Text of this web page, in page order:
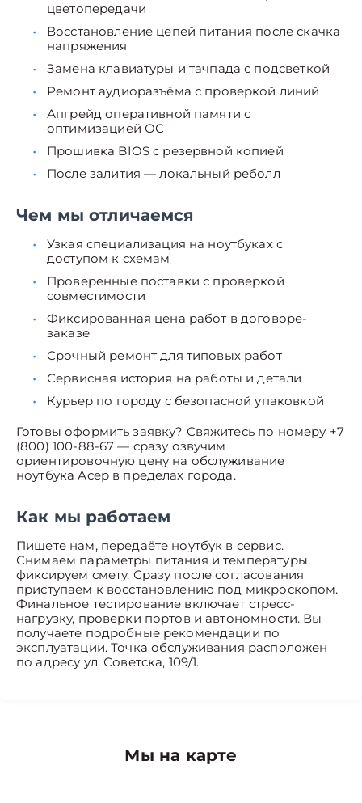
цветопередачи
Восстановление цепей питания после скачка
напряжения
Замена клавиатуры и тачпада с подсветкой
Ремонт аудиоразъёма с проверкой линий
Апгрейд оперативной памяти с
оптимизацией ОС
Прошивка BIOS с резервной копией
После залития — локальный реболл
Чем мы отличаемся
Узкая специализация на ноутбуках с
доступом к схемам
Проверенные поставки с проверкой
совместимости
Фиксированная цена работ в договоре-
заказе
Срочный ремонт для типовых работ
Сервисная история на работы и детали
Курьер по городу с безопасной упаковкой
Готовы оформить заявку? Свяжитесь по номеру +7
(800) 100-88-67 — сразу озвучим
ориентировочную цену на обслуживание
ноутбука Асер в пределах города.
Как мы работаем
Пишете нам, передаёте ноутбук в сервис.
Снимаем параметры питания и температуры,
фиксируем смету. Сразу после согласования
приступаем к восстановлению под микроскопом.
Финальное тестирование включает стресс-
нагрузку, проверки портов и автономности. Вы
получаете подробные рекомендации по
эксплуатации. Точка обслуживания расположен
по адресу ул. Советска, 109/1.
Мы на карте